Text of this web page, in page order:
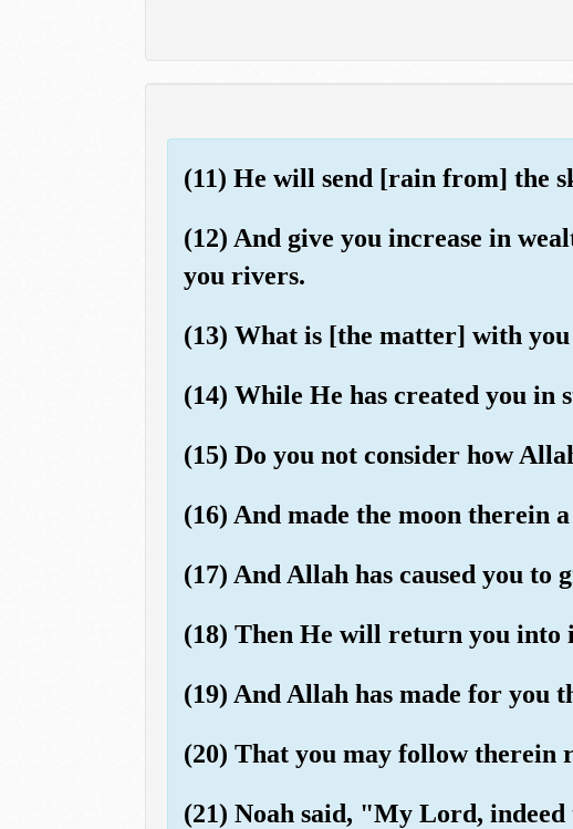
(11) He will send [rain from] the
(12) And give you increase in
you rivers.
(13) What is [the matter] with
(14) While He has created you in
(15) Do you not consider how
(16) And made the moon therein
(17) And Allah has caused you
(18) Then He will return you
(19) And Allah has made for you
(20) That you may follow therein
(21) Noah said, "My Lord, indeed